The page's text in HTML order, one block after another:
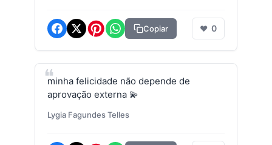
Copiar ❤ 0
minha felicidade não depende de
aprovação externa 💫
Lygia Fagundes Telles